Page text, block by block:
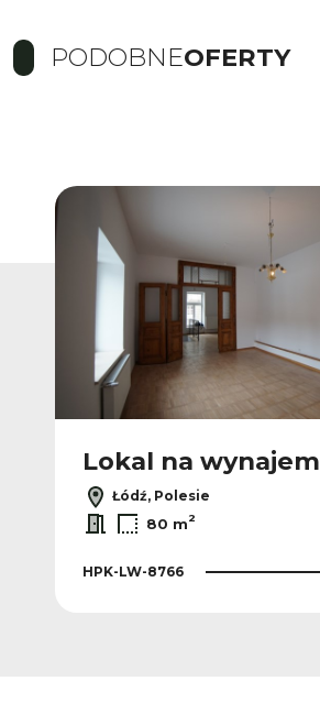
PODOBNEOFERTY
Lokal na wynajem
Łódź, Polesie
80 m2
HPK-LW-8766